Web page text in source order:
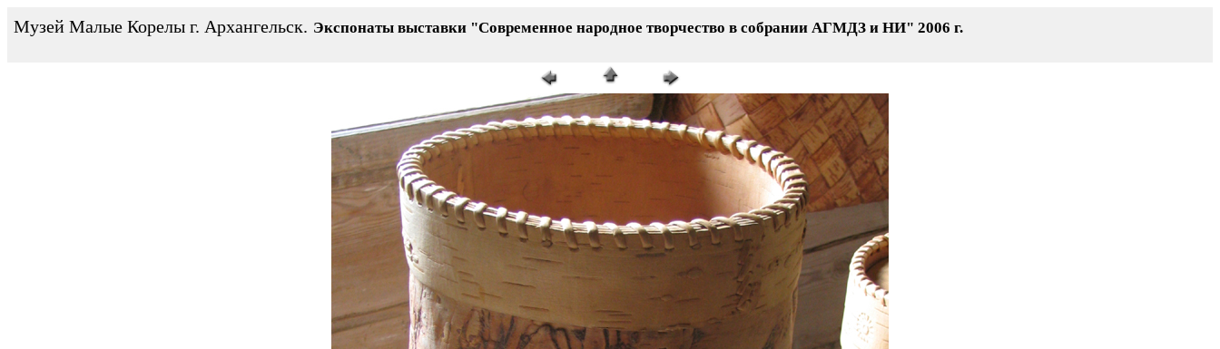
Музей Малые Корелы г. Архангельск. Экспонаты выставки "Современное народное творчество в собрании АГМДЗ и НИ" 2006 г.